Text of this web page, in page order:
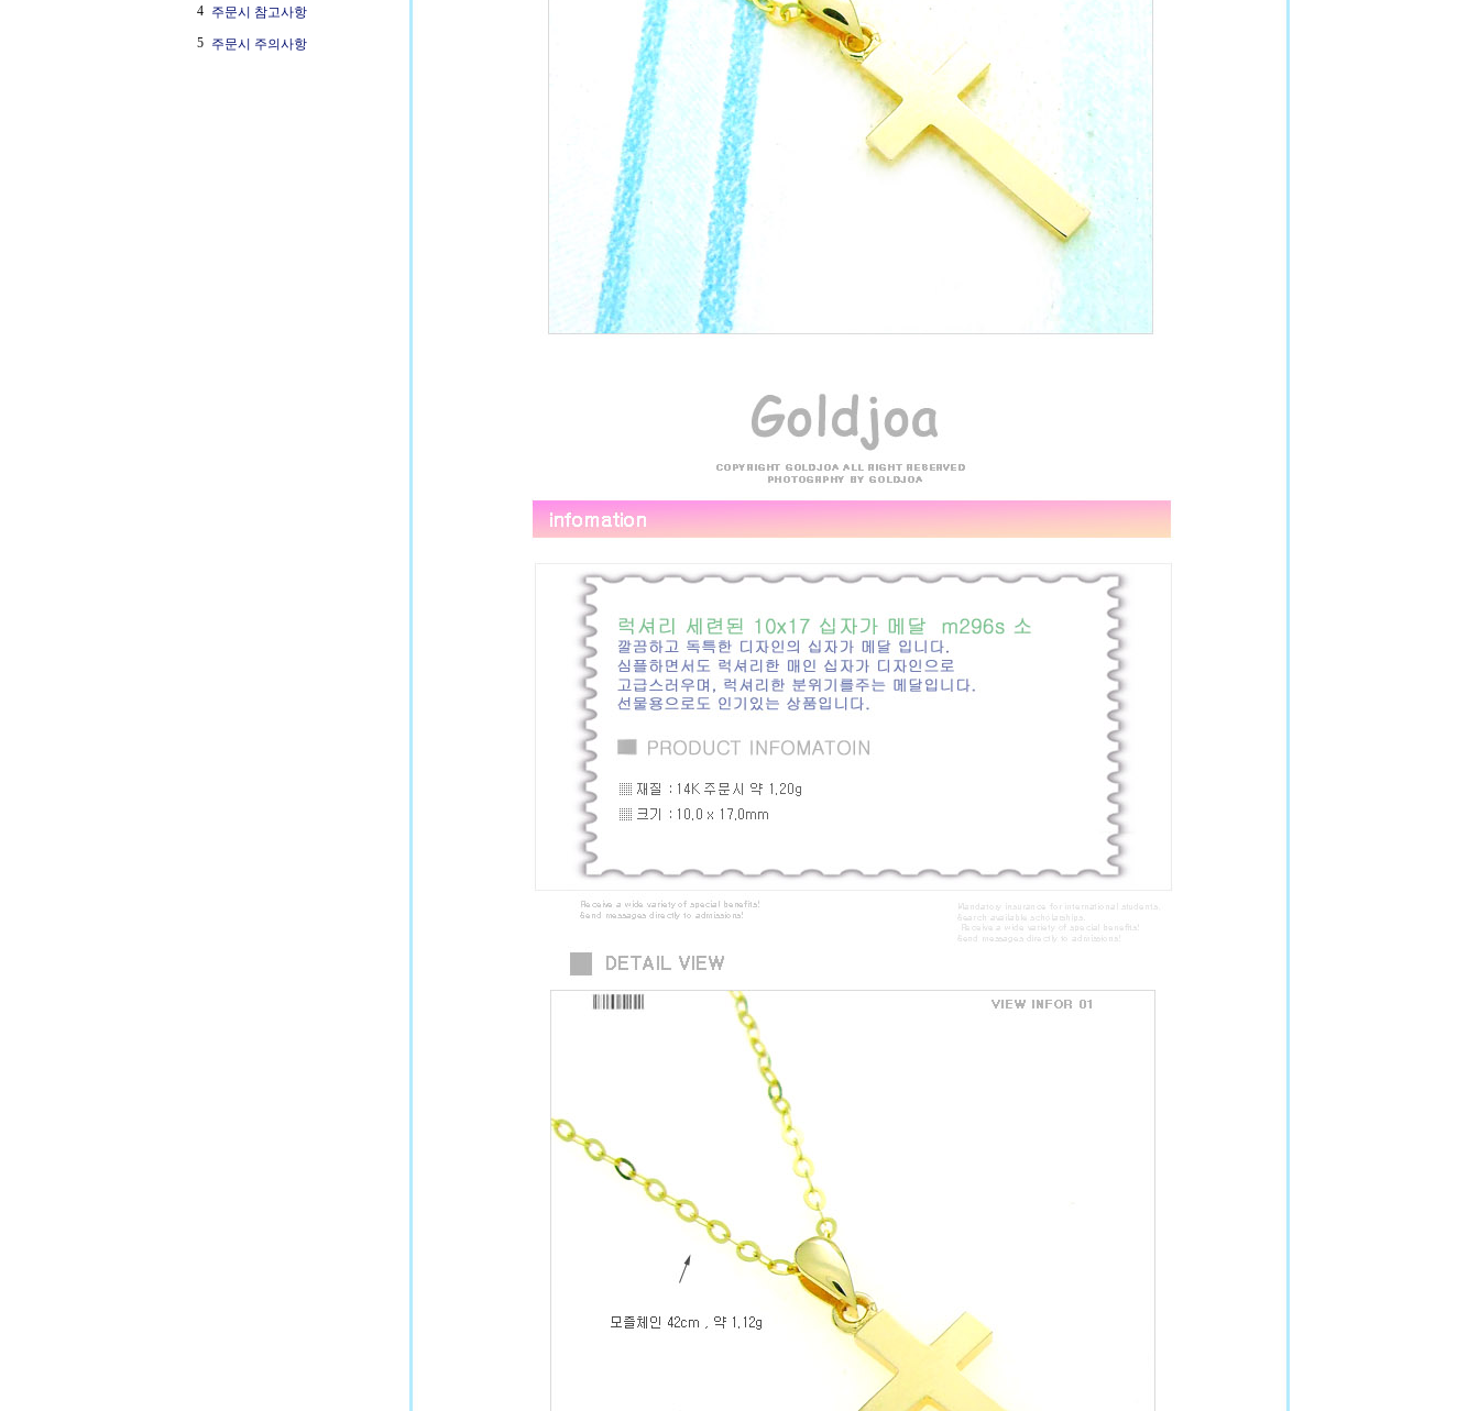
4 주문시 참고사항
5 주문시 주의사항